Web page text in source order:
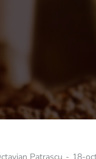
Patrascu - 18-